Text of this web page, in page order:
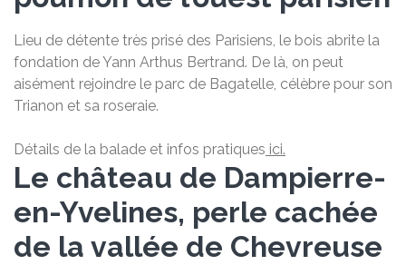
Lieu de détente très prisé des Parisiens, le bois abrite la
fondation de Yann Arthus Bertrand. De là, on peut
aisément rejoindre le parc de Bagatelle, célèbre pour son
Trianon et sa roseraie.
Détails de la balade et infos pratiques ici.
Le château de Dampierre-
en-Yvelines, perle cachée
de la vallée de Chevreuse